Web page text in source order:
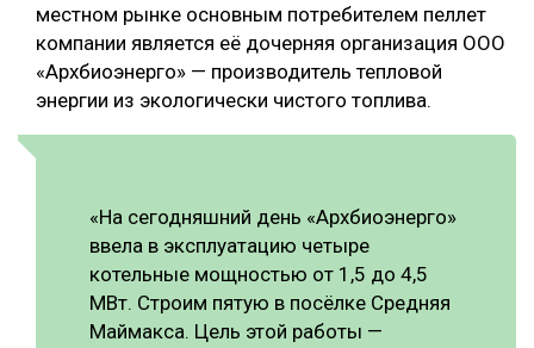
местном рынке основным потребителем пеллет
компании является её дочерняя организация ООО
«Архбиоэнерго» — производитель тепловой
энергии из экологически чистого топлива.
«На сегодняшний день «Архбиоэнерго»
ввела в эксплуатацию четыре
котельные мощностью от 1,5 до 4,5
МВт. Строим пятую в посёлке Средняя
Маймакса. Цель этой работы —